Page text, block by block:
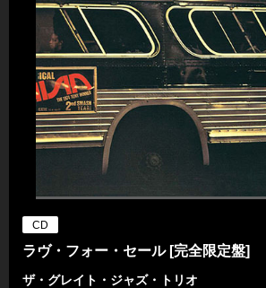
CD
ラヴ・フォー・セール [完全限定盤]
ザ・グレイト・ジャズ・トリオ